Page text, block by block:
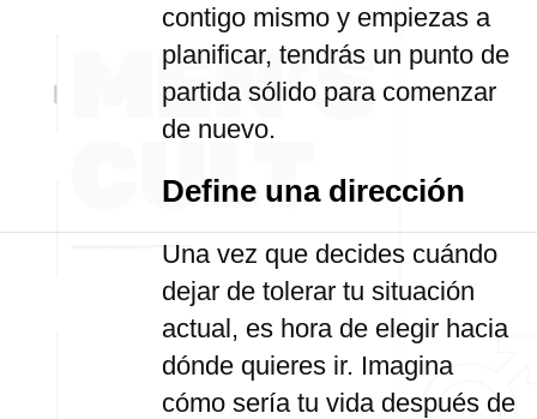
contigo mismo y empiezas a
planificar, tendrás un punto de
partida sólido para comenzar
de nuevo.
Define una dirección
Una vez que decides cuándo
dejar de tolerar tu situación
actual, es hora de elegir hacia
dónde quieres ir. Imagina
cómo sería tu vida después de